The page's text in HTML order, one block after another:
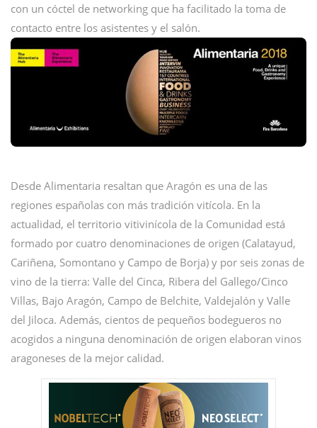
con un cóctel de networking que ha facilitado la toma de
contacto entre los asistentes y el salón.
Desde Alimentaria resaltan que Aragón es una de las
regiones españolas con más tradición vitícola. En la
actualidad, el territorio vitivinícola de la Comunidad está
formado por cuatro denominaciones de origen (Calatayud,
Cariñena, Somontano y Campo de Borja) y por seis zonas de
vino de la tierra: Valle del Cinca, Ribera del Gallego/Cinco
Villas, Bajo Aragón, Campo de Belchite, Valdejalón y Valle
del Jiloca. Además, cientos de pequeños bodegueros no
acogidos a ninguna denominación de origen elaboran vinos
aragoneses de la mejor calidad.